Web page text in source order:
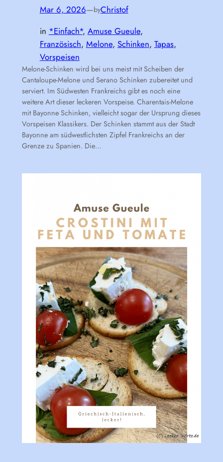
Mar 6, 2026—byChristof
in *Einfach*, Amuse Gueule
Französisch, Melone, Schinken, Tapas
Vorspeisen
Melone-Schinken wird bei uns meist mit Scheiben der
Cantaloupe-Melone und Serano Schinken zubereitet und
serviert. Im Südwesten Frankreichs gibt es noch eine
weitere Art dieser leckeren Vorspeise. Charentais-Melone
mit Bayonne Schinken, vielleicht sogar der Ursprung dieses
Vorspeisen Klassikers. Der Schinken stammt aus der Stadt
Bayonne am südwestlichsten Zipfel Frankreichs an der
Grenze zu Spanien. Die…